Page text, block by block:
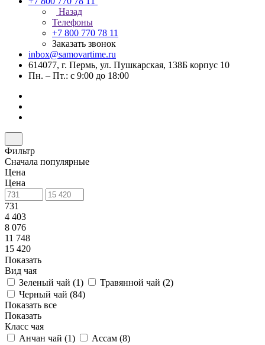
Назад
Телефоны
+7 800 770 78 11
Заказать звонок
inbox@samovartime.ru
614077, г. Пермь, ул. Пушкарская, 138Б корпус 10
Пн. – Пт.: с 9:00 до 18:00
Фильтр
Сначала популярные
Цена
Цена
731
4 403
8 076
11 748
15 420
Показать
Вид чая
Зеленый чай (1) Травянной чай (2)
Черный чай (84)
Показать все
Показать
Класс чая
Анчан чай (1) Ассам (8)